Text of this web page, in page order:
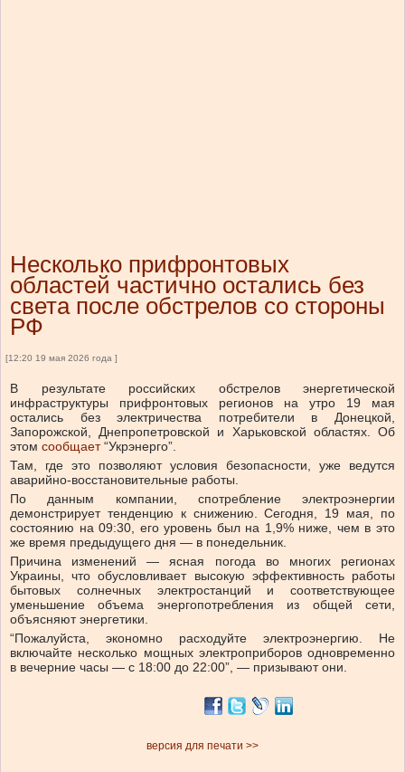
Несколько прифронтовых
областей частично остались без
света после обстрелов со стороны
РФ
[12:20 19 мая 2026 года ]
В результате российских обстрелов энергетической
инфраструктуры прифронтовых регионов на утро 19 мая
остались без электричества потребители в Донецкой,
Запорожской, Днепропетровской и Харьковской областях. Об
этом сообщает“Укрэнерго”.
Там, где это позволяют условия безопасности, уже ведутся
аварийно-восстановительные работы.
По данным компании, спотребление электроэнергии
демонстрирует тенденцию к снижению. Сегодня, 19 мая, по
состоянию на 09:30, его уровень был на 1,9% ниже, чем в это
же время предыдущего дня — в понедельник.
Причина изменений — ясная погода во многих регионах
Украины, что обусловливает высокую эффективность работы
бытовых солнечных электростанций и соответствующее
уменьшение объема энергопотребления из общей сети,
объясняют энергетики.
“Пожалуйста, экономно расходуйте электроэнергию. Не
включайте несколько мощных электроприборов одновременно
в вечерние часы — с 18:00 до 22:00”, — призывают они.
версия для печати >>